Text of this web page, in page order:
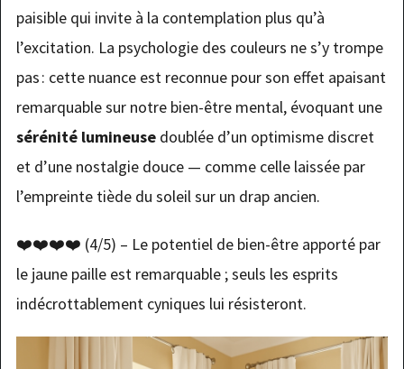
paisible qui invite à la contemplation plus qu’à
l’excitation. La psychologie des couleurs ne s’y trompe
pas : cette nuance est reconnue pour son effet apaisant
remarquable sur notre bien-être mental, évoquant une
sérénité lumineusedoublée d’un optimisme discret
et d’une nostalgie douce — comme celle laissée par
l’empreinte tiède du soleil sur un drap ancien.
❤️❤️❤️❤️ (4/5) – Le potentiel de bien-être apporté par
le jaune paille est remarquable ; seuls les esprits
indécrottablement cyniques lui résisteront.